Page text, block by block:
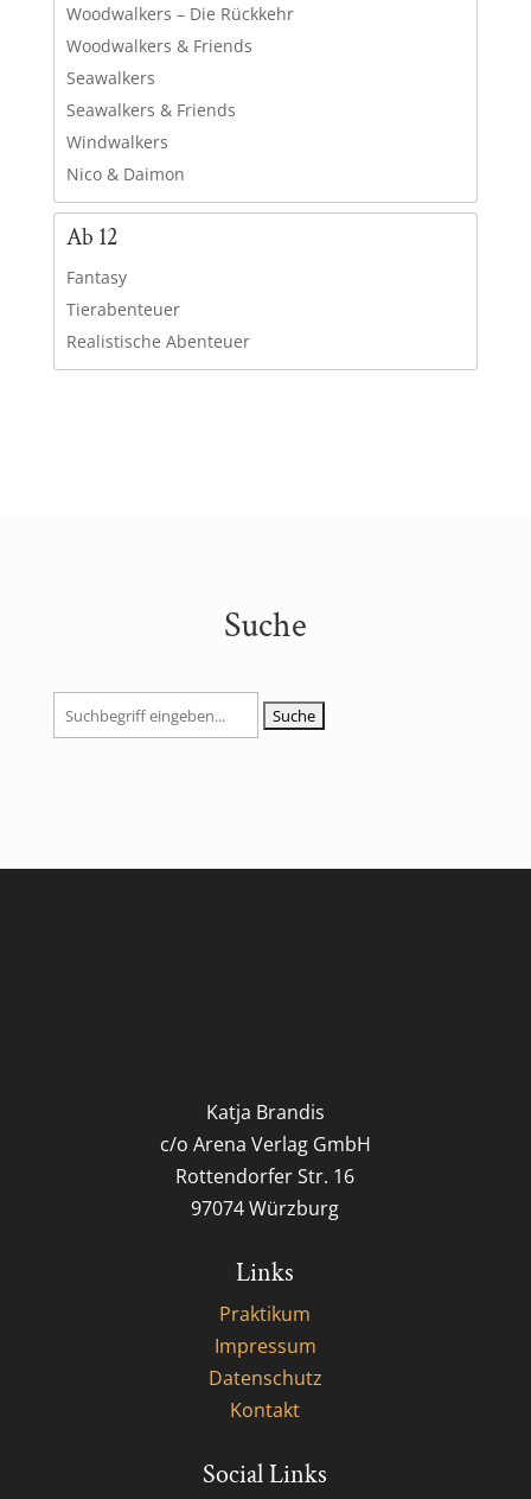
Woodwalkers – Die Rückkehr
Woodwalkers & Friends
Seawalkers
Seawalkers & Friends
Windwalkers
Nico & Daimon
Ab 12
Fantasy
Tierabenteuer
Realistische Abenteuer
Suche
Suchen
nach:
Katja Brandis
c/o Arena Verlag GmbH
Rottendorfer Str. 16
97074 Würzburg
Links
Praktikum
Impressum
Datenschutz
Kontakt
Social Links